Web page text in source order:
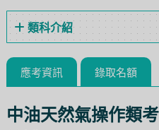
類科介紹
應考資訊 錄取名額
中油天然氣操作類